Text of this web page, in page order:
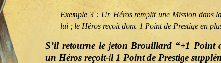
Exemple 3 : Un Héros remplit une Mission dans
lui ; le Héros reçoit donc 1 Point de Prestige en
S’il retourne le jeton Brouillard “+1 Point
un Héros reçoit-il 1 Point de Prestige